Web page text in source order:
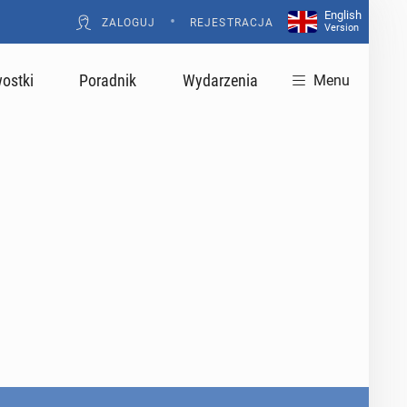
ZALOGUJ • REJESTRACJA
English
Version
Poradnik Wydarzenia Menu